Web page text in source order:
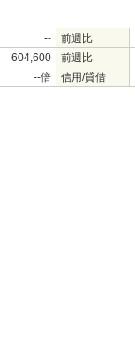
-- 前週比
604,600 前週比
--倍 信用/貸借